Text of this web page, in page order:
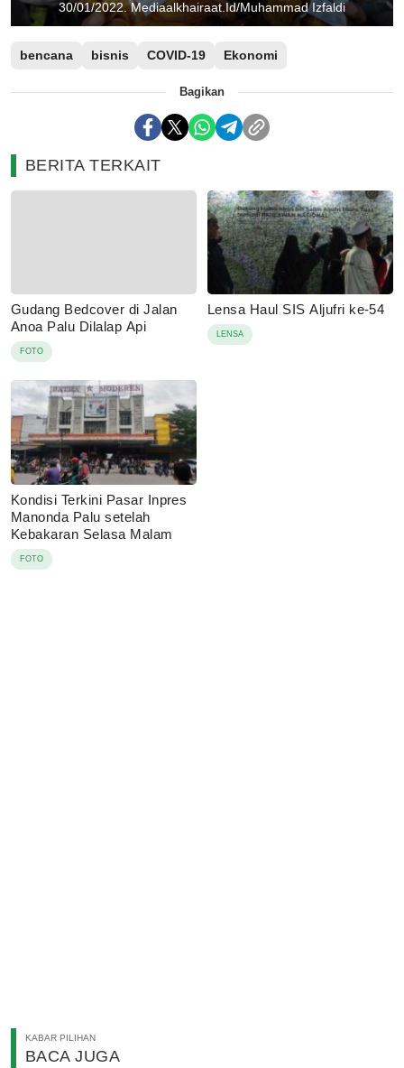
30/01/2022. Mediaalkhairaat.Id/Muhammad Izfaldi
bencana bisnis COVID-19 Ekonomi
Bagikan
BERITA TERKAIT
Gudang Bedcover di Jalan
Anoa Palu Dilalap Api
FOTO
Lensa Haul SIS Aljufri ke-54
LENSA
Kondisi Terkini Pasar Inpres
Manonda Palu setelah
Kebakaran Selasa Malam
FOTO
KABAR PILIHAN
BACA JUGA